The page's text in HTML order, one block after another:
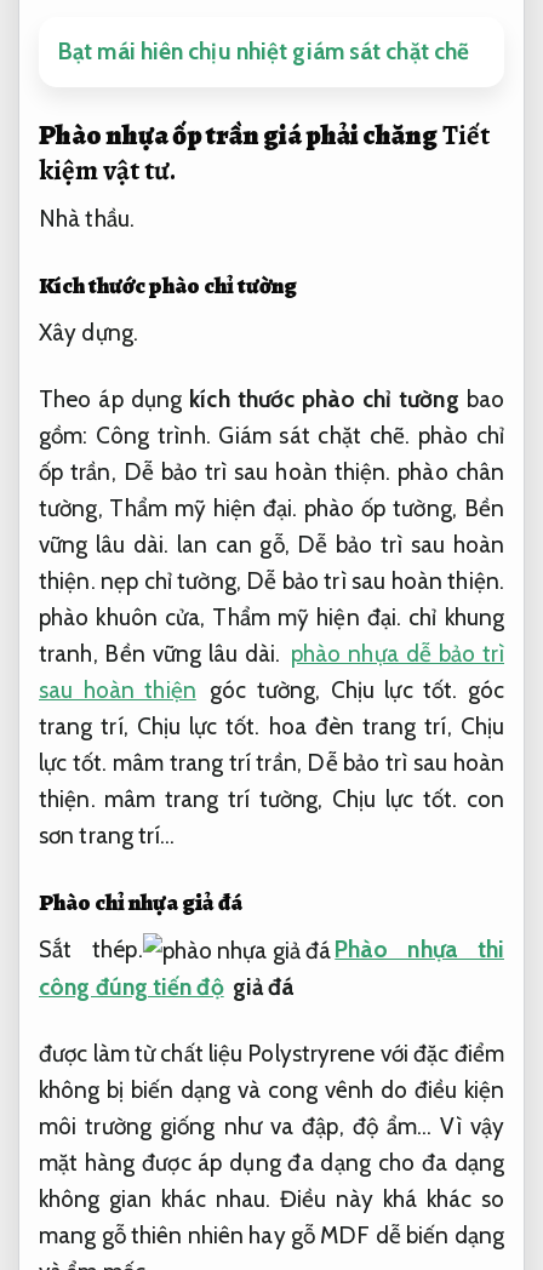
Bạt mái hiên chịu nhiệt giám sát chặt chẽ
Phào nhựa ốp trần giá phải chăngTiết
kiệm vật tư.
Nhà thầu.
Kích thước phào chỉ tường
Xây dựng.
Theo áp dụng kích thước phào chỉ tường bao
gồm: Công trình. Giám sát chặt chẽ. phào chỉ
ốp trần, Dễ bảo trì sau hoàn thiện. phào chân
tường, Thẩm mỹ hiện đại. phào ốp tường, Bền
vững lâu dài. lan can gỗ, Dễ bảo trì sau hoàn
thiện. nẹp chỉ tường, Dễ bảo trì sau hoàn thiện.
phào khuôn cửa, Thẩm mỹ hiện đại. chỉ khung
tranh, Bền vững lâu dài. phào nhựa dễ bảo trì
sau hoàn thiện góc tường, Chịu lực tốt. góc
trang trí, Chịu lực tốt. hoa đèn trang trí, Chịu
lực tốt. mâm trang trí trần, Dễ bảo trì sau hoàn
thiện. mâm trang trí tường, Chịu lực tốt. con
sơn trang trí…
Phào chỉ nhựa giả đá
Sắt thép.
Phào nhựa thi
công đúng tiến độ giả đá
được làm từ chất liệu Polystryrene với đặc điểm
không bị biến dạng và cong vênh do điều kiện
môi trường giống như va đập, độ ẩm… Vì vậy
mặt hàng được áp dụng đa dạng cho đa dạng
không gian khác nhau. Điều này khá khác so
mang gỗ thiên nhiên hay gỗ MDF dễ biến dạng